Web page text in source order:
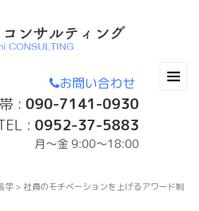
お問い合わせ
: 090-7141-0930
: 0952-37-5883
月〜金 9:00～18:00
学 > 社員のモチベーションを上げるアワード制